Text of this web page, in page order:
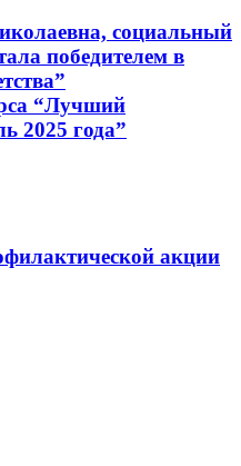
социальный
победителем в
“Лучший
2025 года”
акции